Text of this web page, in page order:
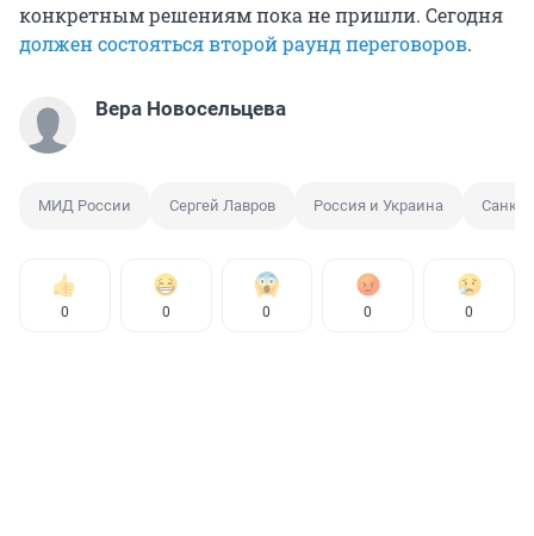
конкретным решениям пока не пришли. Сегодня
должен состояться второй раунд переговоров.
Вера Новосельцева
МИД России Сергей Лавров Россия и Украина
0 0 0 0 0